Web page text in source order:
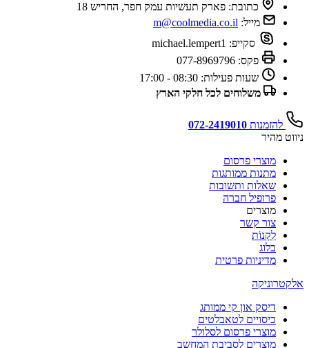
כתובת: פארק תעשיות עמק חפר, החריש 18
מייל: m@coolmedia.co.il
סקייפ: michael.lempert1
פקס: 077-8969796
שעות פעילות: 08:30 - 17:00
משלוחים לכל חלקי הארץ
להזמנות 072-2419010
ניווט מהיר
מוצרי פרסום
מתנות ממותגות
שאלות ותשובות
פרופיל חברה
מוצרים
צור קשר
לִקְנוֹת
בלוג
מדיניות פרטית
אלקטרוניקה
דיסק און קי ממותג
כיסויים לטאבלטים
מוצרי פרסום לסלולר
מוצרים לסביבת המחשב